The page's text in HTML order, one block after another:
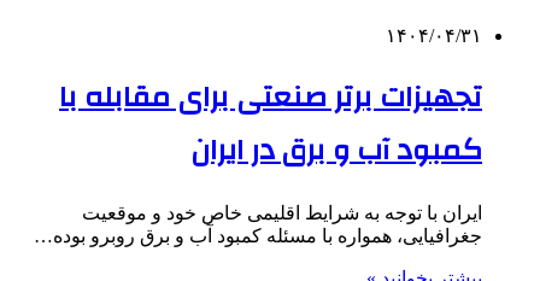
۱۴۰۴/۰۴/۳۱
تجهیزات برتر صنعتی برای مقابله با
کمبود آب و برق در ایران
ایران با توجه به شرایط اقلیمی خاص خود و موقعیت
جغرافیایی، همواره با مسئله کمبود آب و برق روبرو بوده…